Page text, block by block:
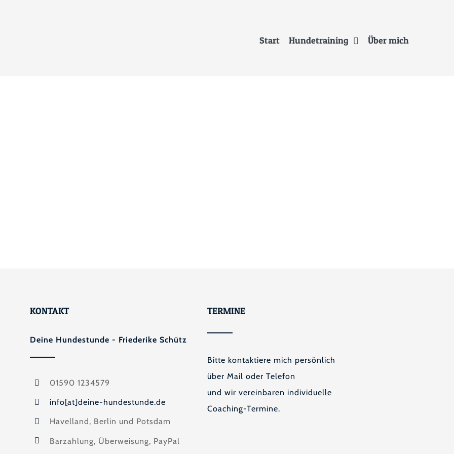
Start Hundetraining Über mich
KONTAKT
Deine Hundestunde - Friederike Schütz
01590 1234579
info[at]deine-hundestunde.de
Havelland, Berlin und Potsdam
Barzahlung, Überweisung, PayPal
TERMINE
Bitte kontaktiere mich persönlich
über Mail oder Telefon
und wir vereinbaren individuelle
Coaching-Termine.